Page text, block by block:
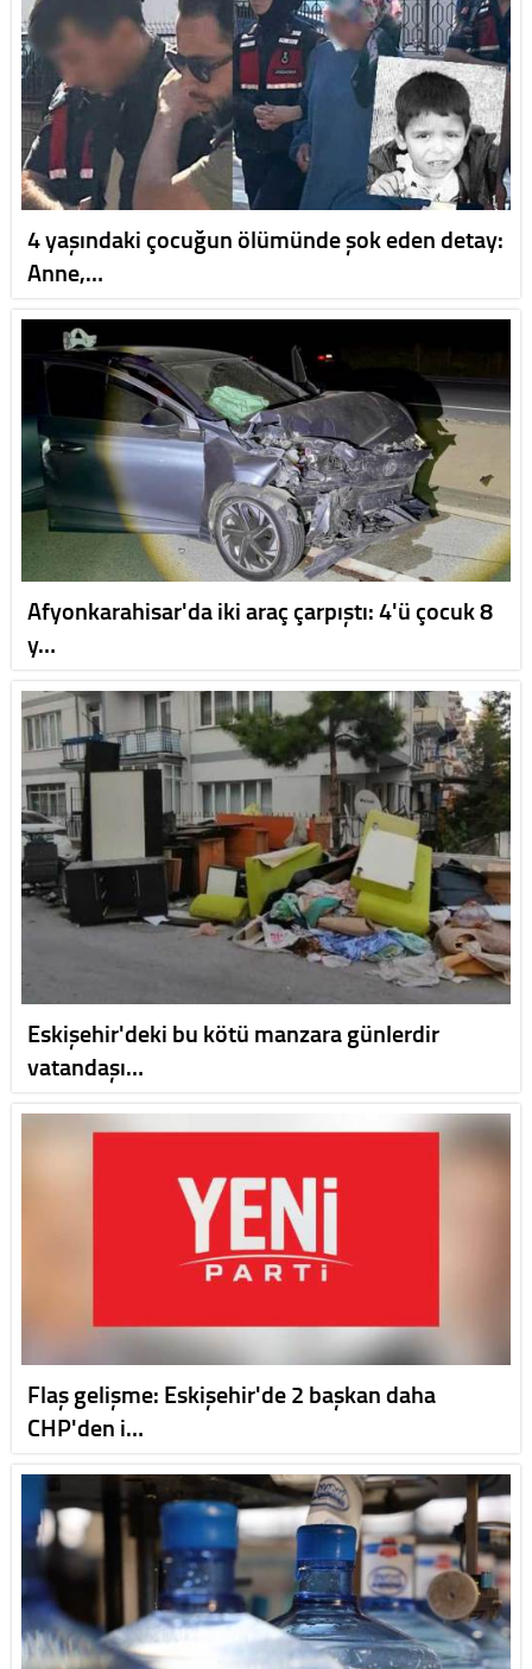
4 yaşındaki çocuğun ölümünde şok eden detay:
Anne,…
Afyonkarahisar'da iki araç çarpıştı: 4'ü çocuk 8
y…
Eskişehir'deki bu kötü manzara günlerdir
vatandaşı…
Flaş gelişme: Eskişehir'de 2 başkan daha
CHP'den i…